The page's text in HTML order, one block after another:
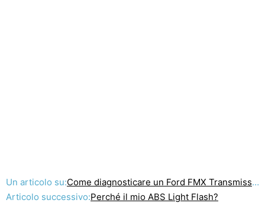
Un articolo su:Come diagnosticare un Ford FMX Transmission Problem
Articolo successivo:Perché il mio ABS Light Flash?